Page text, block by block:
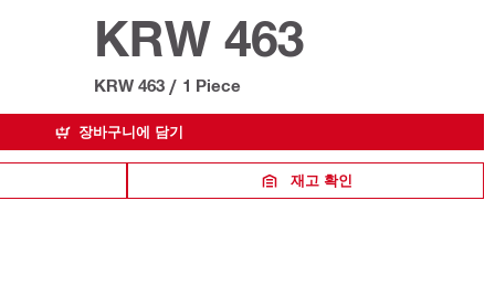
KRW 463
KRW 463 / 1 Piece
장바구니에 담기
재고 확인